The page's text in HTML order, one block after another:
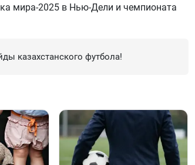
мира-2025 в Нью-Дели и чемпионата
казахстанского футбола!